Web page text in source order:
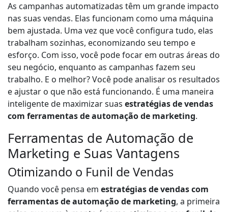
As campanhas automatizadas têm um grande impacto
nas suas vendas. Elas funcionam como uma máquina
bem ajustada. Uma vez que você configura tudo, elas
trabalham sozinhas, economizando seu tempo e
esforço. Com isso, você pode focar em outras áreas do
seu negócio, enquanto as campanhas fazem seu
trabalho. E o melhor? Você pode analisar os resultados
e ajustar o que não está funcionando. É uma maneira
inteligente de maximizar suas estratégias de vendas
com ferramentas de automação de marketing.
Ferramentas de Automação de
Marketing e Suas Vantagens
Otimizando o Funil de Vendas
Quando você pensa em estratégias de vendas com
ferramentas de automação de marketing, a primeira